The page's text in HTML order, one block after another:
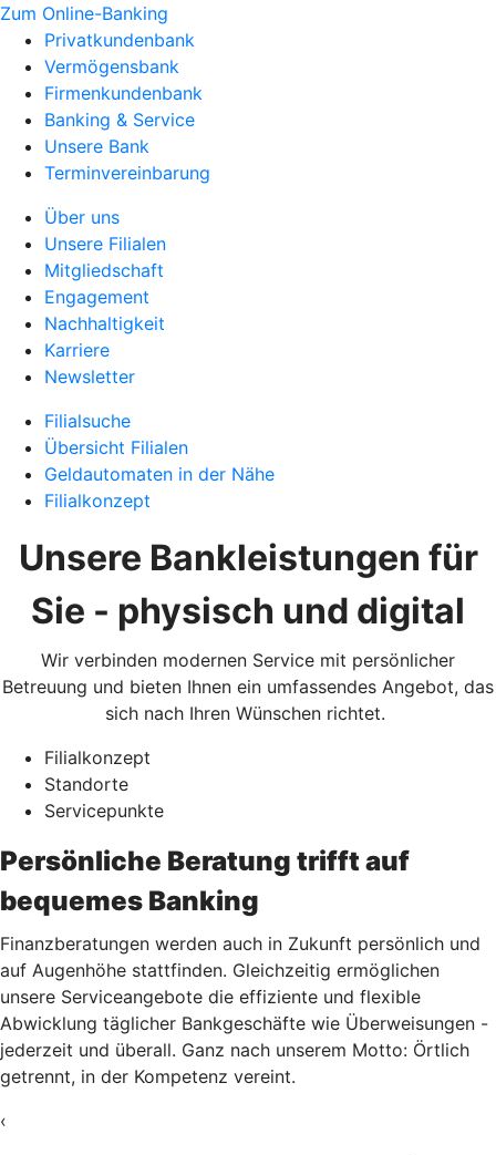
Zum Online-Banking
Privatkundenbank
Vermögensbank
Firmenkundenbank
Banking & Service
Unsere Bank
Terminvereinbarung
Über uns
Unsere Filialen
Mitgliedschaft
Engagement
Nachhaltigkeit
Karriere
Newsletter
Filialsuche
Übersicht Filialen
Geldautomaten in der Nähe
Filialkonzept
Unsere Bankleistungen für
Sie - physisch und digital
Wir verbinden modernen Service mit persönlicher
Betreuung und bieten Ihnen ein umfassendes Angebot, das
sich nach Ihren Wünschen richtet.
Filialkonzept
Standorte
Servicepunkte
Persönliche Beratung trifft auf
bequemes Banking
Finanzberatungen werden auch in Zukunft persönlich und
auf Augenhöhe stattfinden. Gleichzeitig ermöglichen
unsere Serviceangebote die effiziente und flexible
Abwicklung täglicher Bankgeschäfte wie Überweisungen -
jederzeit und überall. Ganz nach unserem Motto: Örtlich
getrennt, in der Kompetenz vereint.
‹